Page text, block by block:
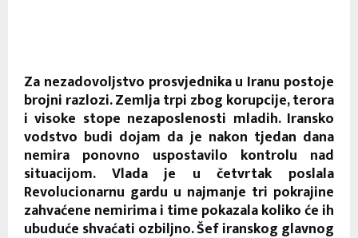
Za nezadovoljstvo prosvjednika u Iranu postoje
brojni razlozi. Zemlja trpi zbog korupcije, terora
i visoke stope nezaposlenosti mladih. Iransko
vodstvo budi dojam da je nakon tjedan dana
nemira ponovno uspostavilo kontrolu nad
situacijom. Vlada je u četvrtak poslala
Revolucionarnu gardu u najmanje tri pokrajine
zahvaćene nemirima i time pokazala koliko će ih
ubuduće shvaćati ozbiljno. Šef iranskog glavnog